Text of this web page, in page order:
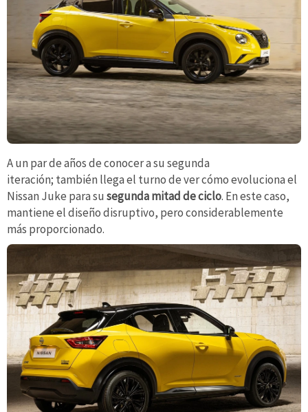
A un par de años de conocer a su segunda
iteración; también llega el turno de ver cómo evoluciona el
Nissan Juke para su segunda mitad de ciclo. En este caso,
mantiene el diseño disruptivo, pero considerablemente
más proporcionado.